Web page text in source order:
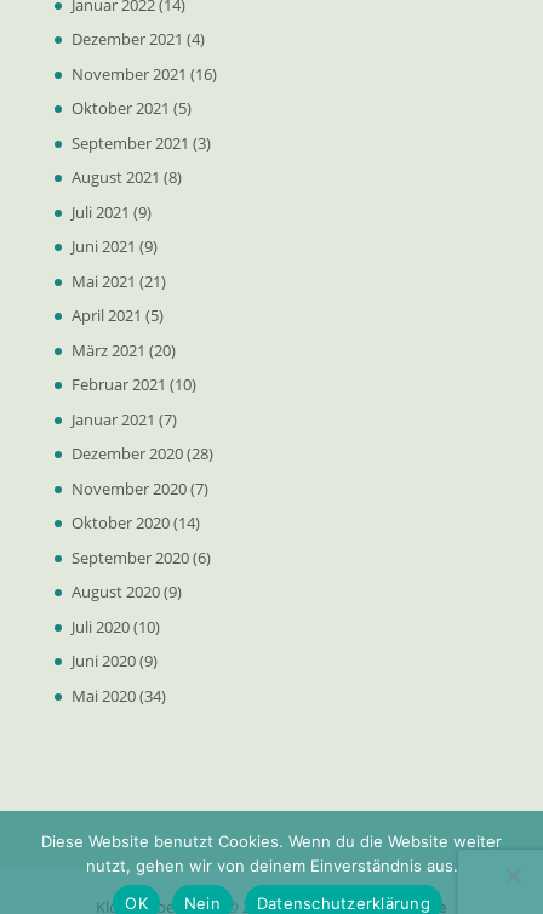
Januar 2022(14)
Dezember 2021 (4)
November 2021 (16)
Oktober 2021 (5)
September 2021 (3)
August 2021 (8)
Juli 2021 (9)
Juni 2021 (9)
Mai 2021 (21)
April 2021 (5)
März 2021 (20)
Februar 2021 (10)
Januar 2021 (7)
Dezember 2020(28)
November 2020(7)
Oktober 2020(14)
September 2020(6)
August 2020(9)
Juli 2020(10)
Juni 2020(9)
Mai 2020(34)
Klosterdoerfer.de © 2025 - powered bynet97.de
Diese Website benutzt Cookies. Wenn du die Website weiter
nutzt, gehen wir von deinem Einverständnis aus.
OK
Nein Datenschutzerklärung